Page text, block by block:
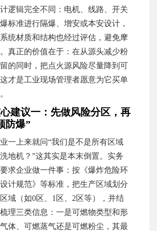
逻辑完全不同：电机、线路、开关
标准进行隔爆、增安或本安设计，
统材质和结构也经过评估，避免摩
真正的价值在于：在从源头减少粉
的同时，把点火源风险尽量降到可
才是工业现场管理者愿意为它买单
建议一：先做风险分区，再
防爆”
一上来就问“我们是不是所有区域
地机？”这其实是本末倒置。实务
要求企业做一件事：按《爆炸危险环
计规范》等标准，把生产区域划分
域（如0区、1区、2区等），并结
理三类信息：一是可燃物类型和形
体、可燃蒸气还是可燃粉尘，其最